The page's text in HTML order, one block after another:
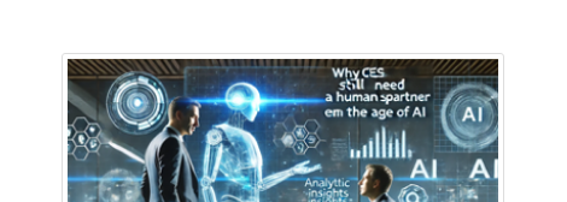
NAVIGATOR
STRATEŠKE
SKLADNOSTI
V
DOBI
AI